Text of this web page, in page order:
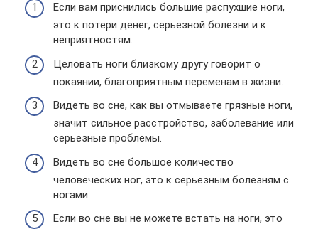
Если вам приснились большие распухшие ноги,
это к потери денег, серьезной болезни и к
неприятностям.
Целовать ноги близкому другу говорит о
покаянии, благоприятным переменам в жизни.
Видеть во сне, как вы отмываете грязные ноги,
значит сильное расстройство, заболевание или
серьезные проблемы.
Видеть во сне большое количество
человеческих ног, это к серьезным болезням с
ногами.
Если во сне вы не можете встать на ноги, это